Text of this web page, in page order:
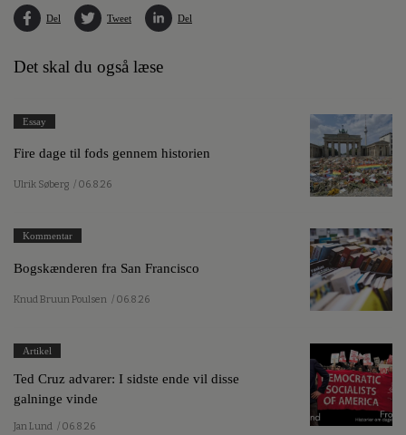
Del Tweet Del
Det skal du også læse
Essay
Fire dage til fods gennem historien
Ulrik Søberg / 06.8.26
Kommentar
Bogskænderen fra San Francisco
Knud Bruun Poulsen / 06.8.26
Artikel
Ted Cruz advarer: I sidste ende vil disse
galninge vinde
Jan Lund / 06.8.26